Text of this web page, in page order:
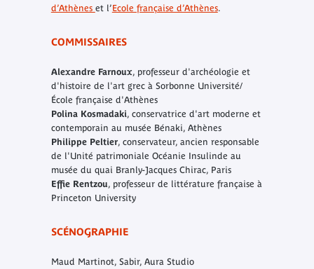
d’Athènes et l’Ecole française d’Athènes.
COMMISSAIRES
Alexandre Farnoux, professeur d'archéologie et
d'histoire de l'art grec à Sorbonne Université/
École française d'Athènes
Polina Kosmadaki, conservatrice d'art moderne et
contemporain au musée Bénaki, Athènes
Philippe Peltier, conservateur, ancien responsable
de l'Unité patrimoniale Océanie ­Insulinde au
musée du quai Branly-Jacques Chirac, Paris
Effie Rentzou, professeur de littérature française à
Princeton University
SCÉNOGRAPHIE
Maud Martinot, Sabir, Aura Studio